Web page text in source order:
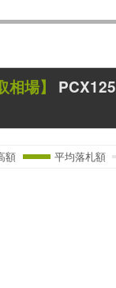
相場】 PCX125
額 平均落札額